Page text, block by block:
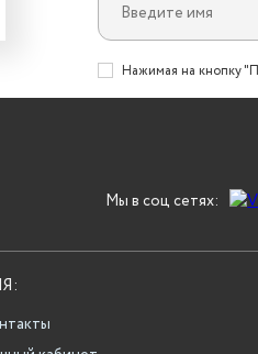
Нажимая на кнопку
Мы в соц сетях: